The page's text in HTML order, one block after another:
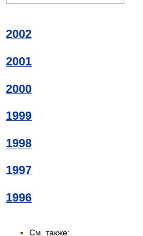
2002
2001
2000
1999
1998
1997
1996
См. также: